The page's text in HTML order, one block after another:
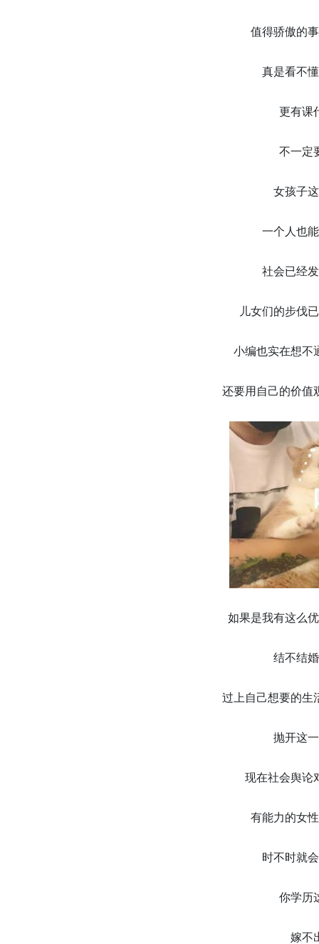
值得骄傲的
真是看不
更有课
不一定
女孩子
一个人也
社会已经
儿女们的步伐
小编也实在想不
还要用自己的价值
如果是我有这么
结不结
过上自己想要的生
抛开这
现在社会舆论
有能力的女
时不时就
你学历
嫁不